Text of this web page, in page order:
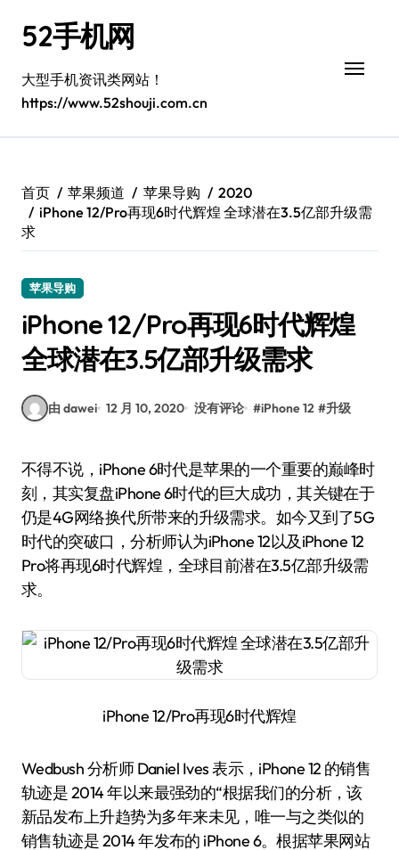
52手机网
大型手机资讯类网站！
https://www.52shouji.com.cn
首页 苹果频道 苹果导购
2020
iPhone 12/Pro再现6时代辉煌 全球潜在3.5亿部升级需
求
苹果导购
iPhone 12/Pro再现6时代辉煌
全球潜在3.5亿部升级需求
由 dawei 12 月 10, 2020 没有评论 #iPhone 12 #升级
不得不说，iPhone 6时代是苹果的一个重要的巅峰时
刻，其实复盘iPhone 6时代的巨大成功，其关键在于
仍是4G网络换代所带来的升级需求。如今又到了5G
时代的突破口，分析师认为iPhone 12以及iPhone 12
Pro将再现6时代辉煌，全球目前潜在3.5亿部升级需
求。
iPhone 12/Pro再现6时代辉煌
Wedbush 分析师 Daniel Ives 表示，iPhone 12 的销售
轨迹是 2014 年以来最强劲的“根据我们的分析，该
新品发布上升趋势为多年来未见，唯一与之类似的
销售轨迹是 2014 年发布的 iPhone 6。根据苹果网站